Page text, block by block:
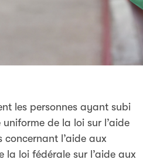
les personnes ayant subi
de la loi sur l’aide
l’aide aux
la loi fédérale sur l’aide aux